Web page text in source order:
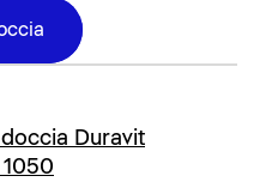
Duravit